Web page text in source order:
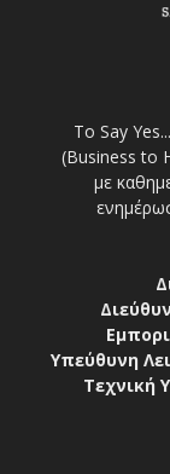
Το Say
(Business to
με
Υπεύθυνη
Τεχνική